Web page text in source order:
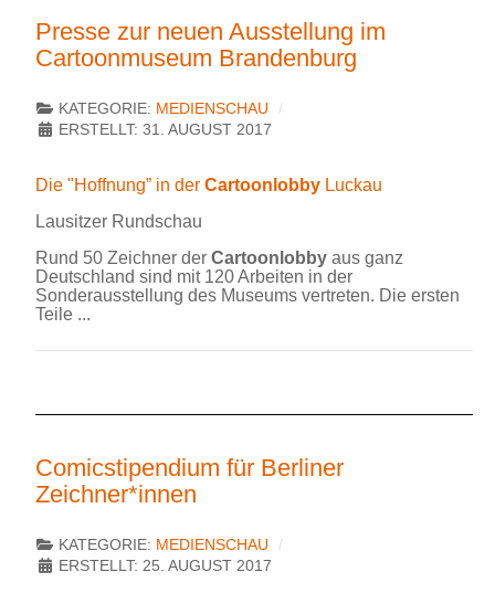
Presse zur neuen Ausstellung im
Cartoonmuseum Brandenburg
KATEGORIE: MEDIENSCHAU
ERSTELLT: 31. AUGUST 2017
Die "Hoffnung” in der Cartoonlobby Luckau
Lausitzer Rundschau
Rund 50 Zeichner der Cartoonlobby aus ganz
Deutschland sind mit 120 Arbeiten in der
Sonderausstellung des Museums vertreten. Die ersten
Teile ...
Comicstipendium für Berliner
Zeichner*innen
KATEGORIE: MEDIENSCHAU
ERSTELLT: 25. AUGUST 2017